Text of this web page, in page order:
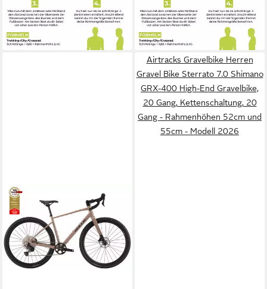
Zul. Gesamtgewicht
1.907,00 €
55,37 €mtl. in 48 Raten
in 5-6 Werktagen bei dir
Zul. Gesamtgewicht
1.483,00 €
43,06 €mtl. in 48 Raten
in 5-6 Werktagen bei dir
Airtracks Gravelbike Herren
Gravel Bike Sterrato 7.0 Shimano
GRX-400 High-End Gravelbike,
20 Gang, Kettenschaltung, 20
Gang - Rahmenhöhen 52cm und
55cm - Modell 2026